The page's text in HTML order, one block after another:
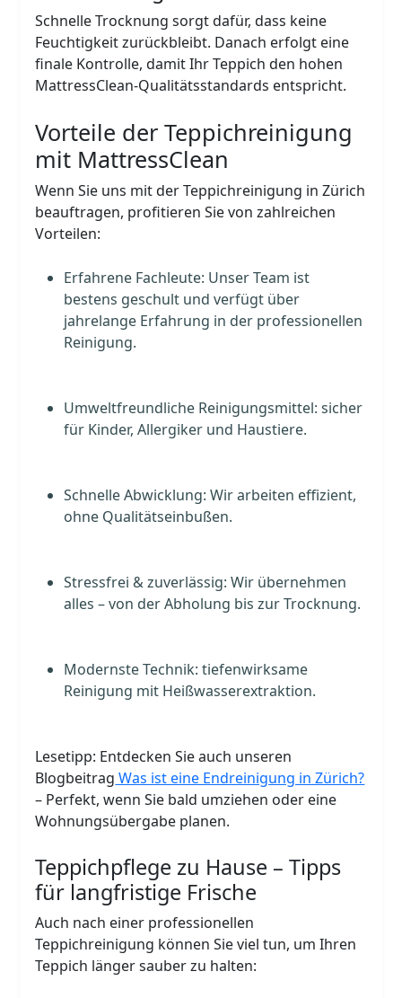
Schnelle Trocknung sorgt dafür, dass keine
Feuchtigkeit zurückbleibt. Danach erfolgt eine
finale Kontrolle, damit Ihr Teppich den hohen
MattressClean-Qualitätsstandards entspricht.
Vorteile der Teppichreinigung
mit MattressClean
Wenn Sie uns mit der Teppichreinigung in Zürich
beauftragen, profitieren Sie von zahlreichen
Vorteilen:
Erfahrene Fachleute: Unser Team ist
bestens geschult und verfügt über
jahrelange Erfahrung in der professionellen
Reinigung.
Umweltfreundliche Reinigungsmittel: sicher
für Kinder, Allergiker und Haustiere.
Schnelle Abwicklung: Wir arbeiten effizient,
ohne Qualitätseinbußen.
Stressfrei & zuverlässig: Wir übernehmen
alles – von der Abholung bis zur Trocknung.
Modernste Technik: tiefenwirksame
Reinigung mit Heißwasserextraktion.
Lesetipp: Entdecken Sie auch unseren
Blogbeitrag Was ist eine Endreinigung in Zürich?
– Perfekt, wenn Sie bald umziehen oder eine
Wohnungsübergabe planen.
Teppichpflege zu Hause – Tipps
für langfristige Frische
Auch nach einer professionellen
Teppichreinigung können Sie viel tun, um Ihren
Teppich länger sauber zu halten: